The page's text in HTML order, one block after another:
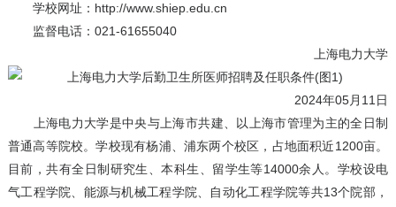
学校网址：http://www.shiep.edu.cn
监督电话：021-61655040
上海电力大学
2024年05月11日
上海电力大学是中央与上海市共建、以上海市管理为主的全日制
普通高等院校。学校现有杨浦、浦东两个校区，占地面积近1200亩。
目前，共有全日制研究生、本科生、留学生等14000余人。学校设电
气工程学院、能源与机械工程学院、自动化工程学院等共13个院部，